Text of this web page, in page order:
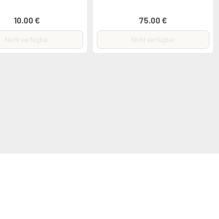
10.00 €
Nicht verfügbar
75.00 €
Nicht verfügbar